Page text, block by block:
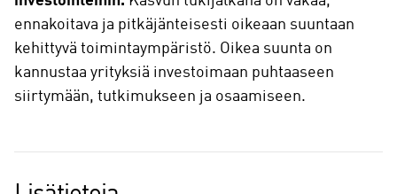
ennakoitava ja pitkäjänteisesti oikeaan suuntaan
kehittyvä toimintaympäristö. Oikea suunta on
kannustaa yrityksiä investoimaan puhtaaseen
siirtymään, tutkimukseen ja osaamiseen.